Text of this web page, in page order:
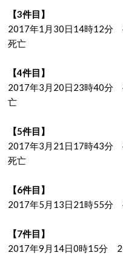
【3件目】
2017年1月30日14時12分
死亡
【4件目】
2017年3月20日23時40分
亡
【5件目】
2017年3月21日17時43分
死亡
【6件目】
2017年5月13日21時55分
【7件目】
2017年9月14日0時15分 2